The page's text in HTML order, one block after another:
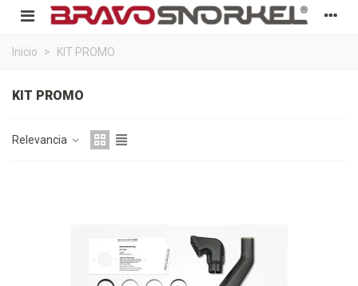
Inicio > KIT PROMO
KIT PROMO
Relevancia